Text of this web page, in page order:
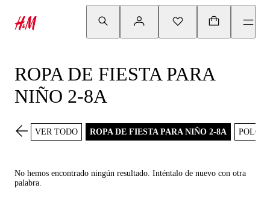
ROPA DE FIESTA PARA
NIÑO 2-8A
VER TODO ROPA DE FIESTA PARA NIÑO 2-8A POLOS
No hemos encontrado ningún resultado. Inténtalo de nuevo con otra
palabra.